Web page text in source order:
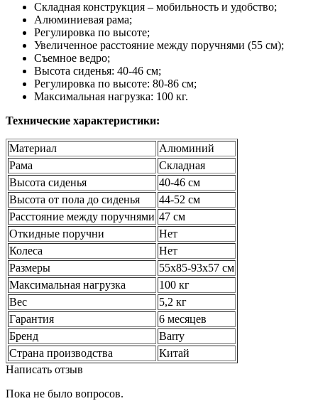
Складная конструкция – мобильность и удобство;
Алюминиевая рама;
Регулировка по высоте;
Увеличенное расстояние между поручнями (55 см);
Съемное ведро;
Высота сиденья: 40-46 см;
Регулировка по высоте: 80-86 см;
Максимальная нагрузка: 100 кг.
Технические характеристики:
Материал
Алюминий
Рама
Складная
Высота сиденья
40-46 см
Высота от пола до сиденья
44-52 см
Расстояние между поручнями 47 см
Откидные поручни
Нет
Колеса
Нет
Размеры
55х85-93х57 см
Максимальная нагрузка
100 кг
Вес
5,2 кг
Гарантия
6 месяцев
Бренд
Barry
Страна производства
Китай
Написать отзыв
Пока не было вопросов.